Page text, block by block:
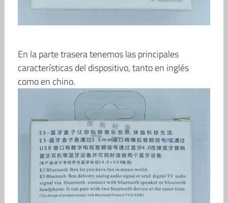
En la parte trasera tenemos las principales
características del dispositivo, tanto en inglés
como en chino.